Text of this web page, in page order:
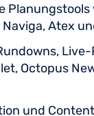
Planungstools
Atex
Octopus
und